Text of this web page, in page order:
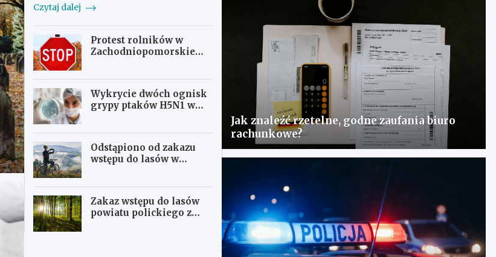
Czytaj dalej
Protest rolników w
Zachodniopomorskiem:
granicznego w Krajniku
Wykrycie dwóch ognisk
grypy ptaków H5N1 w
Odstąpiono od zakazu
wstępu do lasów w
Zakaz wstępu do lasów
powiatu polickiego z
Jak znaleźć rzetelne, godne zaufania biuro
rachunkowe?